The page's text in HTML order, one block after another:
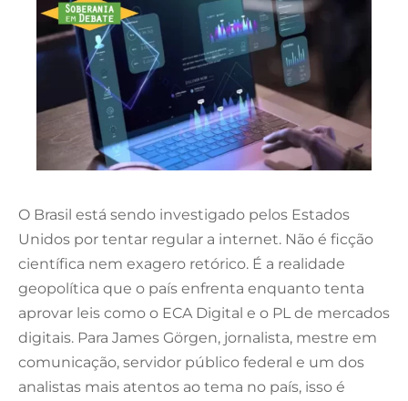
O Brasil está sendo investigado pelos Estados
Unidos por tentar regular a internet. Não é ficção
científica nem exagero retórico. É a realidade
geopolítica que o país enfrenta enquanto tenta
aprovar leis como o ECA Digital e o PL de mercados
digitais. Para James Görgen, jornalista, mestre em
comunicação, servidor público federal e um dos
analistas mais atentos ao tema no país, isso é